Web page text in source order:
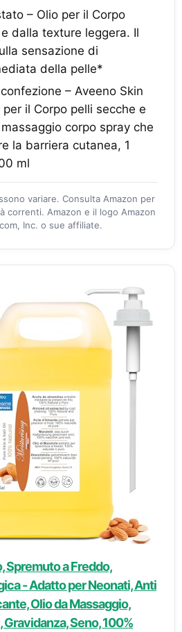
– Olio per il Corpo
dalla texture leggera. Il
sensazione di
della pelle*
– Aveeno Skin
per il Corpo pelli secche e
corpo spray che
la barriera cutanea, 1
ml
variare. Consulta Amazon per
correnti. Amazon e il logo Amazon
Inc. o sue affiliate.
Spremuto a Freddo,
- Adatto per Neonati, Anti
Olio da Massaggio,
Gravidanza, Seno, 100%